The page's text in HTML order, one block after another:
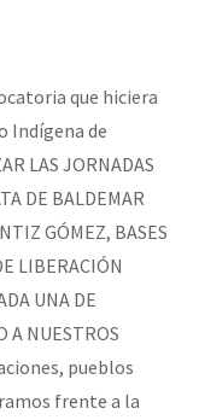
poblaciones y
que hiciera
Indígena de
LAS JORNADAS
DE BALDEMAR
GÓMEZ, BASES
LIBERACIÓN
UNA DE
A NUESTROS
pueblos
frente a la